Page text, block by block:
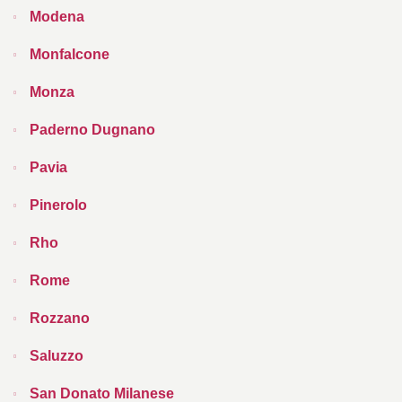
Modena
Monfalcone
Monza
Paderno Dugnano
Pavia
Pinerolo
Rho
Rome
Rozzano
Saluzzo
San Donato Milanese